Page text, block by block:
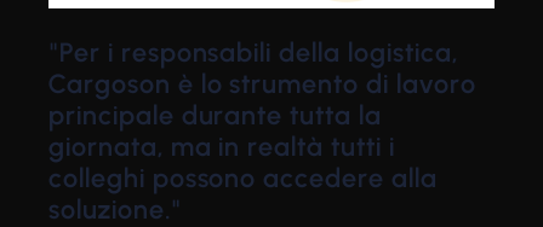
"Per i responsabili della logistica,
Cargoson è lo strumento di lavoro
principale durante tutta la
giornata, ma in realtà tutti i
colleghi possono accedere alla
soluzione."